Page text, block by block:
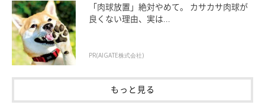
「肉球放置」絶対やめて。 カサカサ肉球が
良くない理由、実は...
PR(AIGATE株式会社)
もっと見る